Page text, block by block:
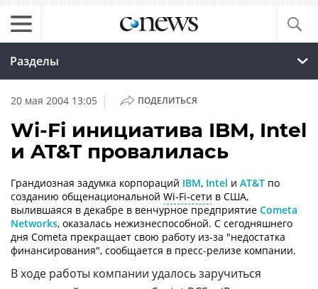
Разделы
20 мая 2004 13:05 | ПОДЕЛИТЬСЯ
Wi-Fi инициатива IBM, Intel
и AT&T провалилась
Грандиозная задумка корпораций IBM, Intel и AT&T по
созданию общенациональной Wi-Fi-сети в США,
вылившаяся в декабре в венчурное предприятие Cometa
Networks, оказалась нежизнеспособной. С сегодняшнего
дня Cometa прекращает свою работу из-за "недостатка
финансирования", сообщается в пресс-релизе компании.
В ходе работы компании удалось заручиться